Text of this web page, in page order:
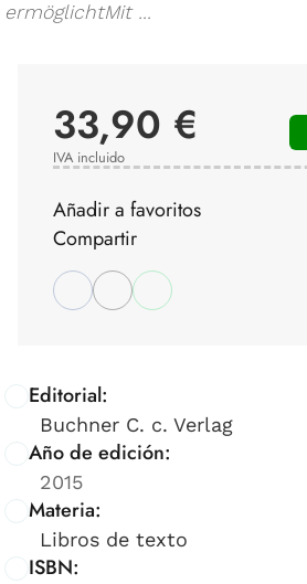
ermöglichtMit ...
Editorial:
Buchner C. c. Verlag
Año de edición:
2015
Materia:
Libros de texto
ISBN:
33,90 €
IVA incluido
Añadir a favoritos
Compartir